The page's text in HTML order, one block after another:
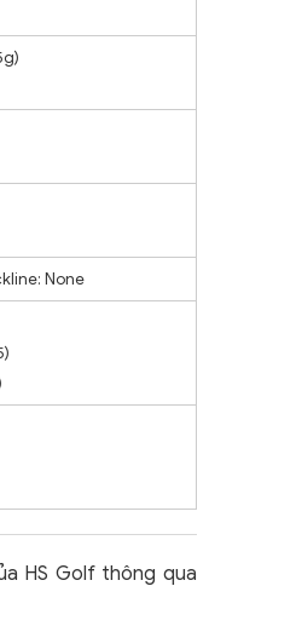
None
HS Golf thông qua